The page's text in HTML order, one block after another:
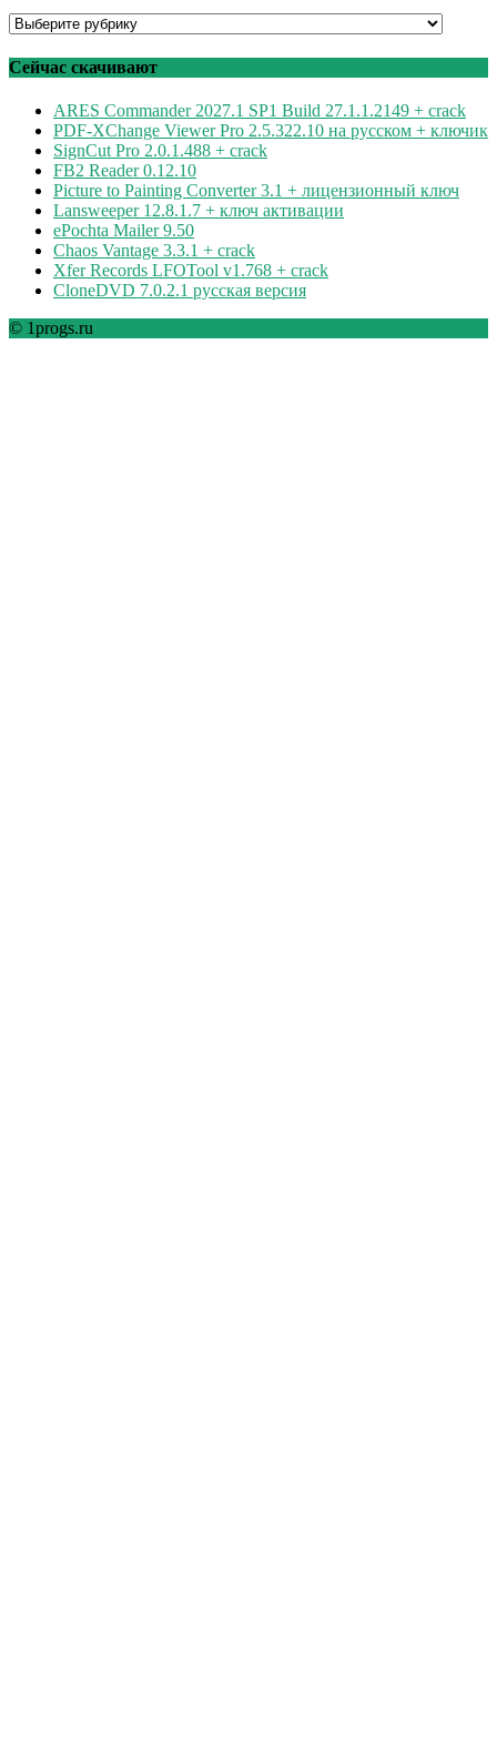
Программы
рубрикам
Сейчас скачивают
ARES Commander 2027.1 SP1 Build 27.1.1.2149 + crack
PDF-XChange Viewer Pro 2.5.322.10 на русском + ключик
SignCut Pro 2.0.1.488 + crack
FB2 Reader 0.12.10
Picture to Painting Converter 3.1 + лицензионный ключ
Lansweeper 12.8.1.7 + ключ активации
ePochta Mailer 9.50
Chaos Vantage 3.3.1 + crack
Xfer Records LFOTool v1.768 + crack
CloneDVD 7.0.2.1 русская версия
© 1progs.ru